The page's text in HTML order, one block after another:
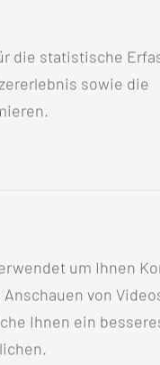
die statistische
sowie die
um Ihnen
von
Ihnen ein